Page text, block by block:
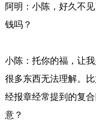
阿明：小陈，好久不
钱吗？
小陈：托你的福，让
很多东西无法理解。
经报章经常提到的复
意？